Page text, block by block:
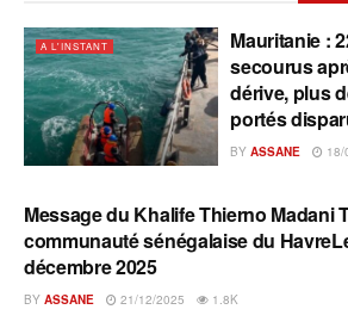
A L'INSTANT
Mauritanie :
secourus
dérive, plus
portés
BY ASSANE 18/
A L'INSTANT
Message du Khalife Thierno Madani
communauté sénégalaise du
décembre 2025
BY ASSANE 21/12/2025 1.8K